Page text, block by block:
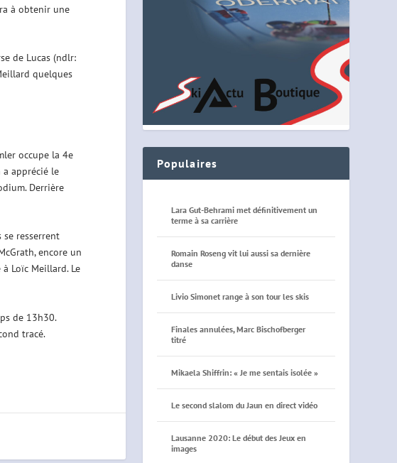
à obtenir une
de Lucas (ndlr:
quelques
occupe la 4e
a apprécié le
Derrière
resserrent
encore un
Loïc Meillard. Le
de 13h30.
tracé.
Populaires
Lara Gut-Behrami met définitivement un
terme à sa carrière
Romain Roseng vit lui aussi sa dernière
danse
Livio Simonet range à son tour les skis
Finales annulées, Marc Bischofberger
titré
Mikaela Shiffrin: « Je me sentais isolée »
Le second slalom du Jaun en direct vidéo
Lausanne 2020: Le début des Jeux en
images